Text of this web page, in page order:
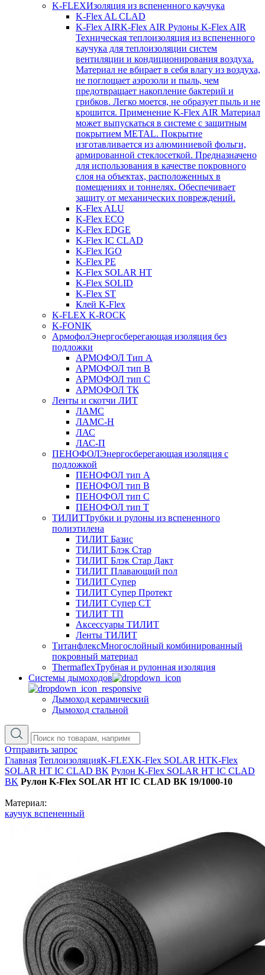
K-FLEXИзоляция из вспененного каучука
K-Flex AL CLAD
K-Flex AIRK-Flex AIR Рулоны K-Flex AIR
Техническая теплоизоляция из вспененного
каучука для теплоизоляции систем
вентиляции и кондиционирования воздуха.
Материал не вбирает в себя влагу из воздуха,
не поглощает аэрозоли и пыль, чем
предотвращает накопление бактерий и
грибков. Легко моется, не образует пыль и не
крошится. Применение K-Flex AIR Материал
может выпускаться в системе c защитным
покрытием METAL. Покрытие
изготавливается из алюминиевой фольги,
армированной стеклосеткой. Предназначено
для использования в качестве покровного
слоя на объектах, расположенных в
помещениях и тоннелях. Обеспечивает
защиту от механических повреждений.
K-Flex ALU
K-Flex ECO
K-Flex EDGE
K-Flex IC CLAD
K-Flex IGO
K-Flex PE
K-Flex SOLAR HT
K-Flex SOLID
K-Flex ST
Клей K-Flex
K-FLEX K-ROCK
K-FONIK
АрмофолЭнергосберегающая изоляция без
подложки
АРМОФОЛ Тип А
АРМОФОЛ тип В
АРМОФОЛ тип C
АРМОФОЛ ТК
Ленты и скотчи ЛИТ
ЛАМС
ЛАМС-Н
ЛАС
ЛАС-П
ПЕНОФОЛЭнергосберегающая изоляция с
подложкой
ПЕНОФОЛ тип А
ПЕНОФОЛ тип B
ПЕНОФОЛ тип C
ПЕНОФОЛ тип T
ТИЛИТТрубки и рулоны из вспененного
полиэтилена
ТИЛИТ Базис
ТИЛИТ Блэк Стар
ТИЛИТ Блэк Стар Дакт
ТИЛИТ Плавающий пол
ТИЛИТ Супер
ТИЛИТ Супер Протект
ТИЛИТ Супер СТ
ТИЛИТ ТП
Аксессуары ТИЛИТ
Ленты ТИЛИТ
ТитанфлексМногослойный комбинированный
покровный материал
ThermaflexТрубная и рулонная изоляция
Cистемы дымоходов
Дымоход керамический
Дымоход стальной
Отправить запрос
Главная ТеплоизоляцияK-FLEXK-Flex SOLAR HTK-Flex
SOLAR HT IC CLAD BK Рулон K-Flex SOLAR HT IC CLAD
BK Рулон K-Flex SOLAR HT IC CLAD BK 19/1000-10
Материал:
каучук вспененный